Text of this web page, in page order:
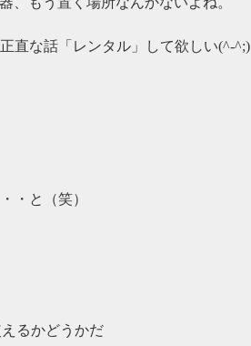
直な話「レンタル」して欲しい(^-^;)
・と（笑）
るかどうかだ